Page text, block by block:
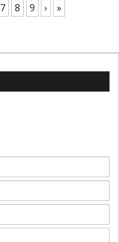
7 8 9 › »